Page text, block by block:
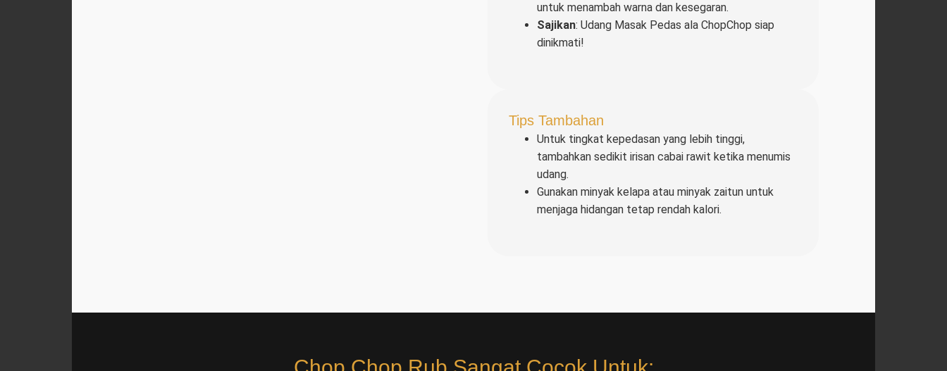
untuk menambah warna dan kesegaran.
Sajikan: Udang Masak Pedas ala ChopChop siap
dinikmati!
Tips Tambahan
Untuk tingkat kepedasan yang lebih tinggi,
tambahkan sedikit irisan cabai rawit ketika menumis
udang.
Gunakan minyak kelapa atau minyak zaitun untuk
menjaga hidangan tetap rendah kalori.